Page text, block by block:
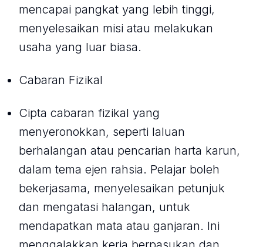
mencapai pangkat yang lebih tinggi,
menyelesaikan misi atau melakukan
usaha yang luar biasa.
Cabaran Fizikal
Cipta cabaran fizikal yang
menyeronokkan, seperti laluan
berhalangan atau pencarian harta karun,
dalam tema ejen rahsia. Pelajar boleh
bekerjasama, menyelesaikan petunjuk
dan mengatasi halangan, untuk
mendapatkan mata atau ganjaran. Ini